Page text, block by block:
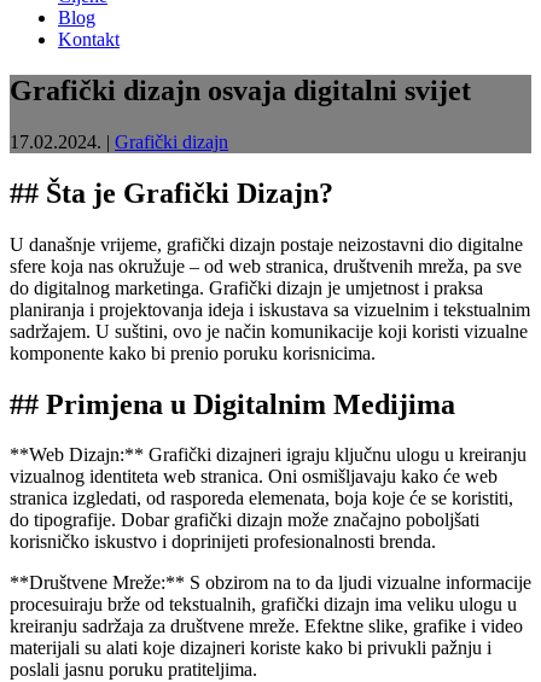
Blog
Kontakt
Grafički dizajn osvaja digitalni svijet
17.02.2024. | Grafički dizajn
## Šta je Grafički Dizajn?
U današnje vrijeme, grafički dizajn postaje neizostavni dio digitalne
sfere koja nas okružuje – od web stranica, društvenih mreža, pa sve
do digitalnog marketinga. Grafički dizajn je umjetnost i praksa
planiranja i projektovanja ideja i iskustava sa vizuelnim i tekstualnim
sadržajem. U suštini, ovo je način komunikacije koji koristi vizualne
komponente kako bi prenio poruku korisnicima.
## Primjena u Digitalnim Medijima
**Web Dizajn:** Grafički dizajneri igraju ključnu ulogu u kreiranju
vizualnog identiteta web stranica. Oni osmišljavaju kako će web
stranica izgledati, od rasporeda elemenata, boja koje će se koristiti,
do tipografije. Dobar grafički dizajn može značajno poboljšati
korisničko iskustvo i doprinijeti profesionalnosti brenda.
**Društvene Mreže:** S obzirom na to da ljudi vizualne informacije
procesuiraju brže od tekstualnih, grafički dizajn ima veliku ulogu u
kreiranju sadržaja za društvene mreže. Efektne slike, grafike i video
materijali su alati koje dizajneri koriste kako bi privukli pažnju i
poslali jasnu poruku pratiteljima.